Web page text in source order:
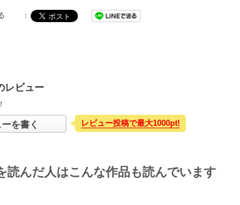
：
レビュー
を書く レビュー投稿で最大1000pt!
読んだ人はこんな作品も読んでいます